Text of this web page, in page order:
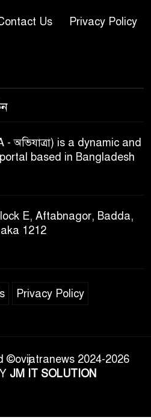
Us
Privacy Policy
- অভিযাত্রা) is a dynamic and
based in Bangladesh
E, Aftabnagor, Badda,
1212
Privacy Policy
©ovijatranews 2024-2026
JM IT SOLUTION